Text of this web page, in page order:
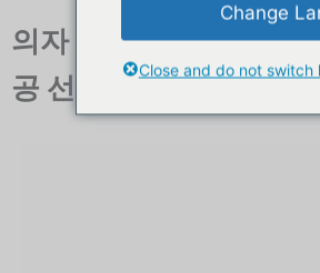
의자 다리용 취미 자동
공 선반
Change
Close and do not switch